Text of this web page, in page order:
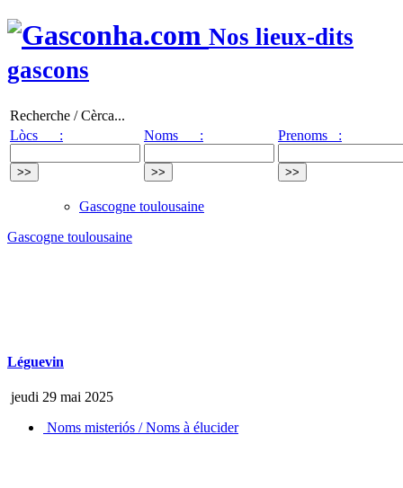
Nos lieux-dits
gascons
Recherche / Cèrca...
Lòcs :
Noms : Prenoms :
Gascogne toulousaine
Gascogne toulousaine
Léguevin
jeudi 29 mai 2025
Noms misteriós / Noms à élucider